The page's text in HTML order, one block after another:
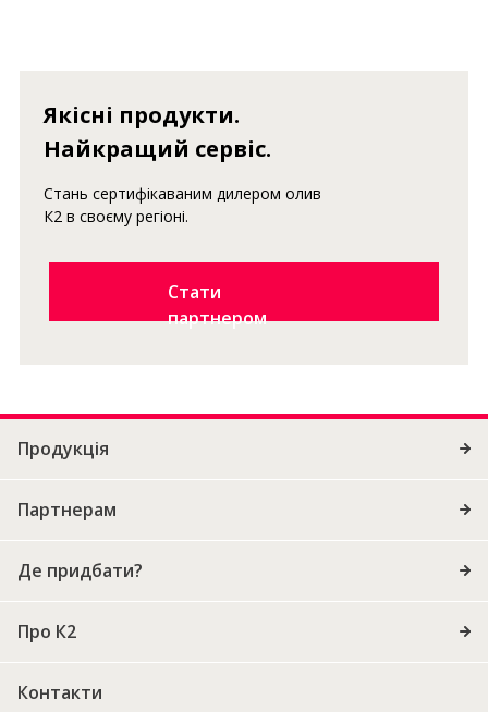
Якісні продукти.
Найкращий сервіс.
Стати
партнером
Стань сертифікаваним дилером олив
К2 в своєму регіоні.
Контакти
Продукція
Партнерам
Де придбати?
Про К2